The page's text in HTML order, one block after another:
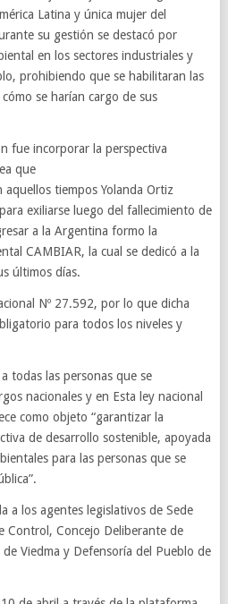
Latina y única mujer del
su gestión se destacó por
en los sectores industriales y
prohibiendo que se habilitaran las
se harían cargo de sus
fue incorporar la perspectiva
que
tiempos Yolanda Ortiz
exiliarse luego del fallecimiento de
a la Argentina formo la
CAMBIAR, la cual se dedicó a la
últimos días.
Nº 27.592, por lo que dicha
para todos los niveles y
todas las personas que se
nacionales y en Esta ley nacional
como objeto “garantizar la
de desarrollo sostenible, apoyada
para las personas que se
a los agentes legislativos de Sede
Control, Concejo Deliberante de
Viedma y Defensoría del Pueblo de